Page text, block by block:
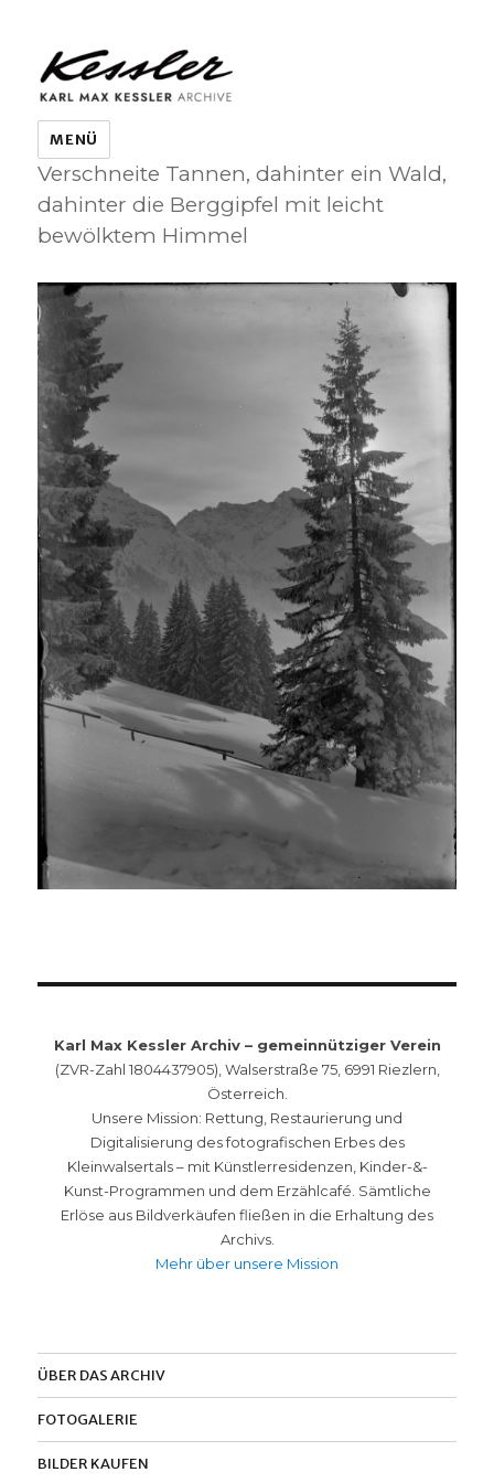
KARL MAX KESSLER ARCHIVE
MENÜ
Verschneite Tannen, dahinter ein Wald,
dahinter die Berggipfel mit leicht
bewölktem Himmel
Karl Max Kessler Archiv – gemeinnütziger Verein
(ZVR-Zahl 1804437905), Walserstraße 75, 6991 Riezlern,
Österreich.
Unsere Mission: Rettung, Restaurierung und
Digitalisierung des fotografischen Erbes des
Kleinwalsertals – mit Künstlerresidenzen, Kinder-&-
Kunst-Programmen und dem Erzählcafé. Sämtliche
Erlöse aus Bildverkäufen fließen in die Erhaltung des
Archivs.
Mehr über unsere Mission
ÜBER DAS ARCHIV
FOTOGALERIE
BILDER KAUFEN